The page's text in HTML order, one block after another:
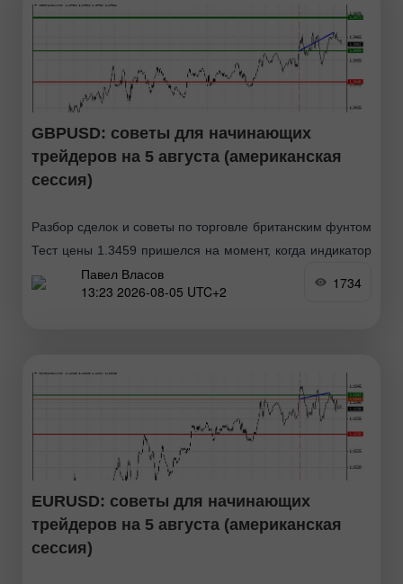
GBPUSD: советы для начинающих
трейдеров на 5 августа (американская
сессия)
Разбор сделок и советы по торговле британским фунтом
Тест цены 1.3459 пришелся на момент, когда индикатор
MACD только начинал движение вверх от нулевой
отметки, что стало подтверждением правильной точки
Павел Власов
13:23 2026-08-05 UTC+2
1734
EURUSD: советы для начинающих
трейдеров на 5 августа (американская
сессия)